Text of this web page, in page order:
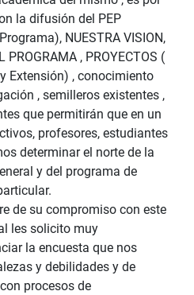
la difusión del PEP
NUESTRA VISION,
PROGRAMA , PROYECTOS (
Extensión) , conocimiento
, semilleros existentes ,
que permitirán que en un
profesores, estudiantes
determinar el norte de la
y del programa de
de su compromiso con este
les solicito muy
la encuesta que nos
y debilidades y de
procesos de